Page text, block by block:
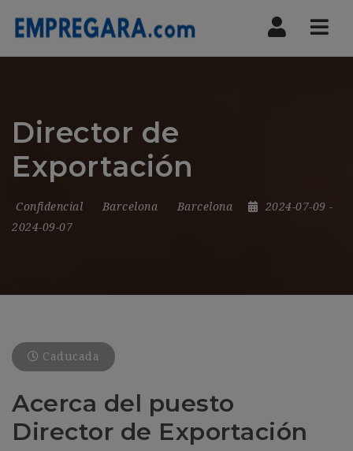
Director de
Exportación
Confidencial Barcelona Barcelona 2024-07-09 -
2024-09-07
Caducada
Acerca del puesto
Director de Exportación